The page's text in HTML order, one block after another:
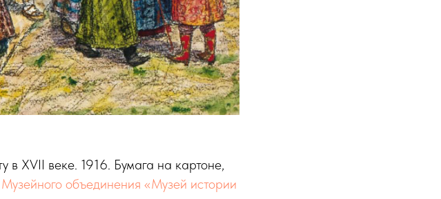
XVII веке. 1916. Бумага на картоне,
Музейного объединения «Музей истории